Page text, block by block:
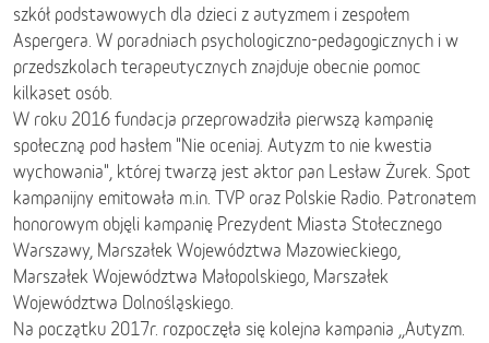
szkół podstawowych dla dzieci z autyzmem i zespołem
Aspergera. W poradniach psychologiczno-pedagogicznych i w
przedszkolach terapeutycznych znajduje obecnie pomoc
kilkaset osób.
W roku 2016 fundacja przeprowadziła pierwszą kampanię
społeczną pod hasłem "Nie oceniaj. Autyzm to nie kwestia
wychowania", której twarzą jest aktor pan Lesław Żurek. Spot
kampanijny emitowała m.in. TVP oraz Polskie Radio. Patronatem
honorowym objęli kampanię Prezydent Miasta Stołecznego
Warszawy, Marszałek Województwa Mazowieckiego,
Marszałek Województwa Małopolskiego, Marszałek
Województwa Dolnośląskiego.
Na początku 2017r. rozpoczęła się kolejna kampania ,,Autyzm.